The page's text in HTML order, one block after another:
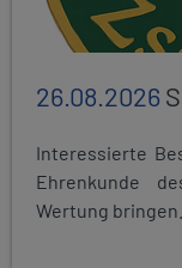
26.08.2026
Interessierte
Ehrenkunde
Wertung bringen.